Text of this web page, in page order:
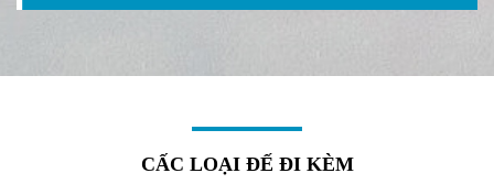
CẤC LOẠI ĐẾ ĐI KÈM